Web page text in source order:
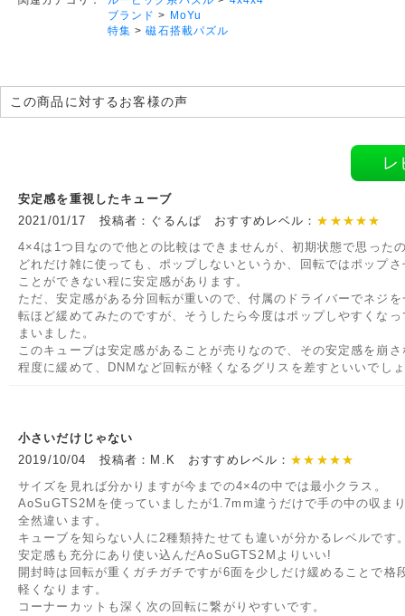
ブランド > MoYu
特集 >磁石搭載パズル
この商品に対するお客様の声
レ
安定感を重視したキューブ
2021/01/17 投稿者：ぐるんぱ おすすめレベル： ★★★★★
4×4は1つ目なので他との比較はできませんが、初期状態で思った
どれだけ雑に使っても、ポップしないというか、回転ではポップさ
ことができない程に安定感があります。
ただ、安定感がある分回転が重いので、付属のドライバーでネジを
転ほど緩めてみたのですが、そうしたら今度はポップしやすくなっ
まいました。
このキューブは安定感があることが売りなので、その安定感を崩さ
程度に緩めて、DNMなど回転が軽くなるグリスを差すといいでし
小さいだけじゃない
2019/10/04 投稿者：M.K おすすめレベル： ★★★★★
サイズを見れば分かりますが今までの4×4の中では最小クラス。
AoSuGTS2Mを使っていましたが1.7mm違うだけで手の中の収ま
全然違います。
キューブを知らない人に2種類持たせても違いが分かるレベルです
安定感も充分にあり使い込んだAoSuGTS2Mよりいい!
開封時は回転が重くガチガチですが6面を少しだけ緩めることで格
軽くなります。
コーナーカットも深く次の回転に繋がりやすいです。